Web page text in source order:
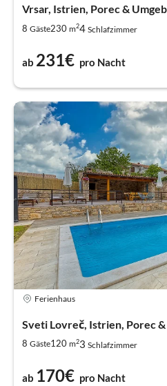
Vrsar, Istrien, Porec &
8 Gäste230 m24 Schlafzimmer
ab 231€ pro Nacht
Ferienhaus
Sveti Lovreč, Istrien, Porec
8 Gäste120 m23 Schlafzimmer
ab 170€ pro Nacht